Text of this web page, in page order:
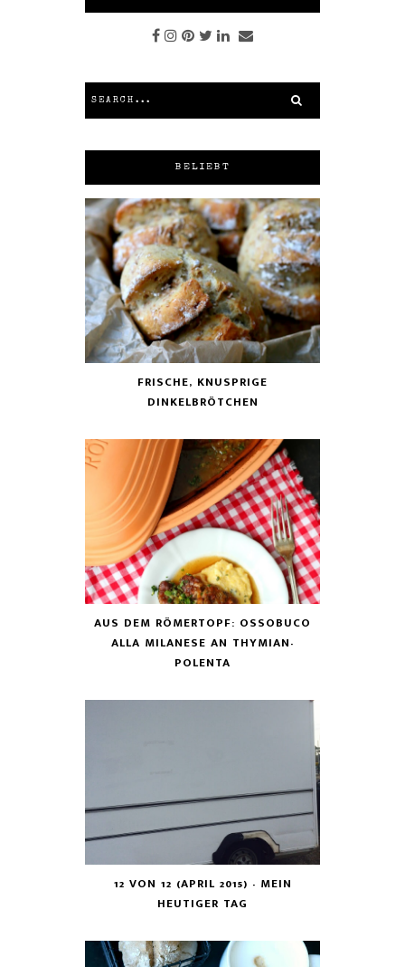
BELIEBT
FRISCHE, KNUSPRIGE
DINKELBRÖTCHEN
AUS DEM RÖMERTOPF: OSSOBUCO
ALLA MILANESE AN THYMIAN-
POLENTA
12 VON 12 (APRIL 2015) - MEIN
HEUTIGER TAG